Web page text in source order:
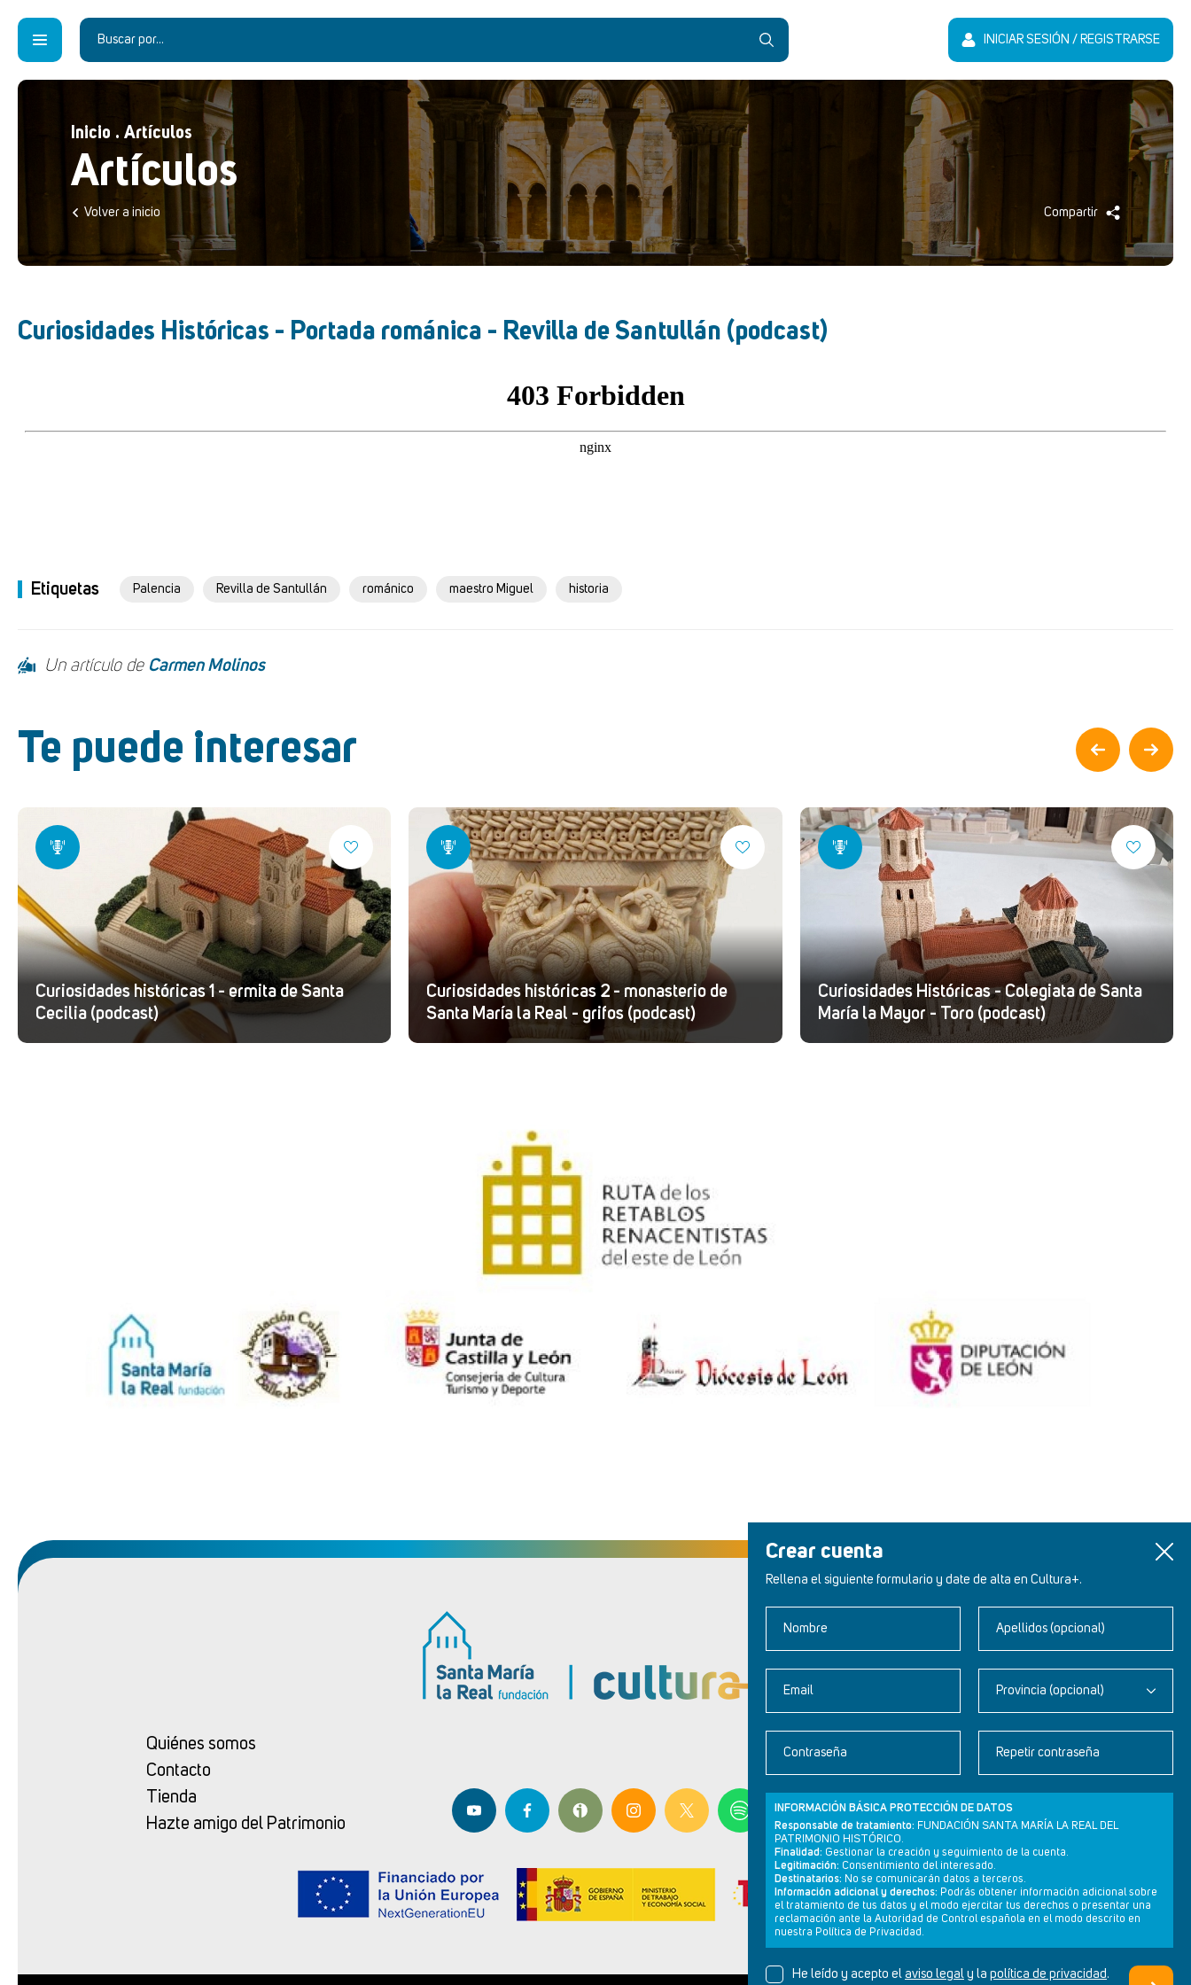
Crear cuenta
Rellena el siguiente formulario y date de alta en Cultura+.
Nombre Apellidos (opcional)
Email Provincia (opcional)
Contraseña Repetir contraseña
INFORMACIÓN BÁSICA PROTECCIÓN DE DATOS
Responsable de tratamiento: FUNDACIÓN SANTA MARÍA LA REAL DEL
PATRIMONIO HISTÓRICO.
Finalidad: Gestionar la creación y seguimiento de la cuenta.
Legitimación: Consentimiento del interesado.
Destinatarios: No se comunicarán datos a terceros.
Información adicional y derechos: Podrás obtener información adicional sobre
el tratamiento de tus datos y el modo ejercitar tus derechos o presentar una
reclamación ante la Autoridad de Control española en el modo descrito en
nuestra Política de Privacidad.
He leído y acepto el aviso legal y la política de privacidad.
INICIAR SESIÓN / REGISTRARSE
Inicio . Artículos
Artículos
Volver a inicio Compartir
Curiosidades Históricas - Portada románica - Revilla de Santullán (podcast)
Etiquetas Palencia Revilla de Santullán románico maestro Miguel historia
Un artículo de Carmen Molinos
Te puede interesar
Curiosidades históricas 1 - ermita de Santa
Cecilia (podcast)
Curiosidades históricas 2 - monasterio de
Santa María la Real - grifos (podcast)
Curiosidades Históricas - Colegiata de Santa
María la Mayor - Toro (podcast)
Quiénes somos
Contacto
Tienda
Hazte amigo del Patrimonio
Newsletter
Aviso legal
Política de privacidad
Política de cookies